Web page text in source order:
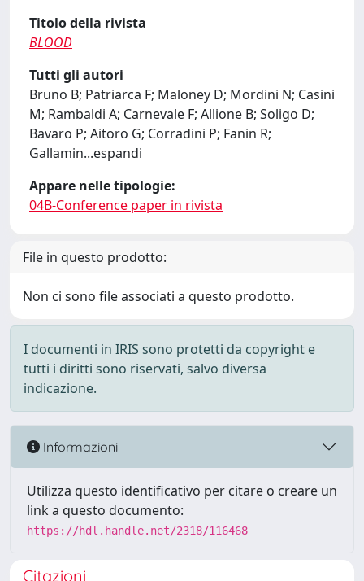
Titolo della rivista
BLOOD
Tutti gli autori
Bruno B; Patriarca F; Maloney D; Mordini N; Casini
M; Rambaldi A; Carnevale F; Allione B; Soligo D;
Bavaro P; Aitoro G; Corradini P; Fanin R;
Gallamin...espandi
Appare nelle tipologie:
04B-Conference paper in rivista
File in questo prodotto:
Non ci sono file associati a questo prodotto.
I documenti in IRIS sono protetti da copyright e
tutti i diritti sono riservati, salvo diversa
indicazione.
Informazioni
Utilizza questo identificativo per citare o creare un
link a questo documento:
https://hdl.handle.net/2318/116468
Citazioni